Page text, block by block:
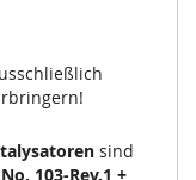
sind
103-Rev.1 +